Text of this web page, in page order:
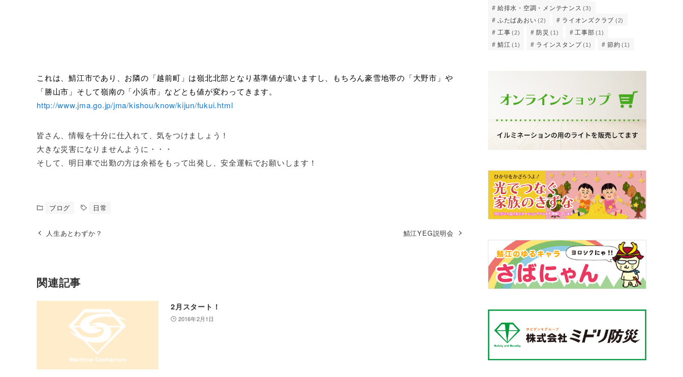
これは、鯖江市であり、お隣の「越前町」は嶺北北部となり基準値が違いますし、もちろん豪雪地帯の「大野市」や
「勝山市」そして嶺南の「小浜市」などとも値が変わってきます。
http://www.jma.go.jp/jma/kishou/know/kijun/fukui.html
皆さん、情報を十分に仕入れて、気をつけましょう！
大きな災害になりませんように・・・
そして、明日車で出勤の方は余裕をもって出発し、安全運転でお願いします！
ブログ 日常
人生あとわずか？ 鯖江YEG説明会
関連記事
2月スタート！
2016年2月1日
給排水・空調・メンテナンス (3)
ふたばあおい (2) ライオンズクラブ (2)
工事 (2) 防災 (1) 工事部 (1)
鯖江 (1) ラインスタンプ (1) 節約 (1)